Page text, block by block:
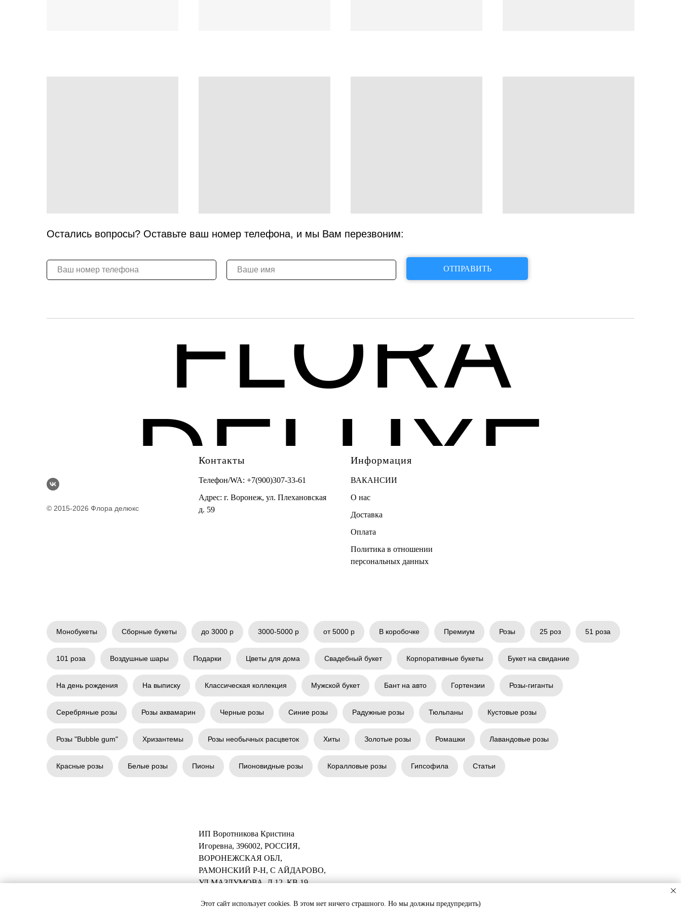
ОТПРАВИТЬ
Остались вопросы? Оставьте ваш номер телефона, и мы Вам перезвоним:
FLORA
DELUXE
Этот сайт использует cookies. В этом нет ничего страшного. Но мы должны предупредить)
© 2015-2026 Флора делюкс
Контакты
Телефон/WA: +7(900)307-33-61
Адрес: г. Воронеж, ул. Плехановская
д. 59
Информация
ВАКАНСИИ
О нас
Доставка
Оплата
Политика в отношении
персональных данных
Монобукеты Сборные букеты до 3000 р 3000-5000 р от 5000 р В коробочке Премиум Розы 25 роз 51 роза
101 роза Воздушные шары Подарки Цветы для дома Свадебный букет Корпоративные букеты Букет на свидание
На день рождения На выписку Классическая коллекция Мужской букет Бант на авто Гортензии Розы-гиганты
Серебряные розы Розы аквамарин Черные розы Синие розы Радужные розы Тюльпаны Кустовые розы
Розы "Bubble gum" Хризантемы Розы необычных расцветок Хиты Золотые розы Ромашки Лавандовые розы
Красные розы Белые розы Пионы Пионовидные розы Коралловые розы Гипсофила Статьи
ИП Воротникова Кристина
Игоревна, 396002, РОССИЯ,
ВОРОНЕЖСКАЯ ОБЛ,
РАМОНСКИЙ Р-Н, С АЙДАРОВО,
УЛ МАЗЛУМОВА, Д 12, КВ 19